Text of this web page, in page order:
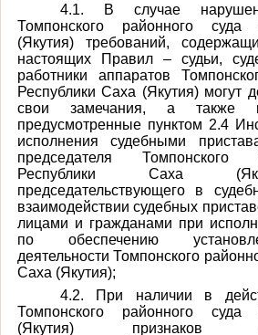
4.1. В случае
Томпонского районного суда
(Якутия) требований,
настоящих Правил – судьи,
работники аппаратов
Республики Саха (Якутия) могут
свои замечания, а также
предусмотренные пунктом 2.4
исполнения судебными
председателя Томпонского
Республики Саха
председательствующего в
взаимодействии судебных
лицами и гражданами при
по обеспечению
деятельности Томпонского
Саха (Якутия);
4.2. При наличии в
Томпонского районного суда
(Якутия) признаков